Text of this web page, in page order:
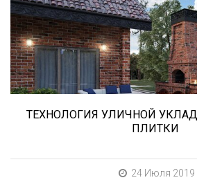
облицовочных материалов
ТЕХНОЛОГИЯ УЛИЧНОЙ
ПЛИТКИ
24 Июля 2019